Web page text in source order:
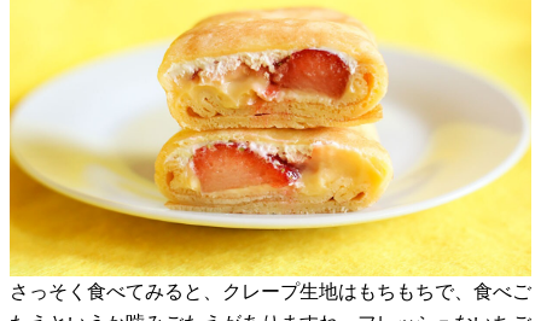
さっそく食べてみると、クレープ生地はもちもちで、食べご